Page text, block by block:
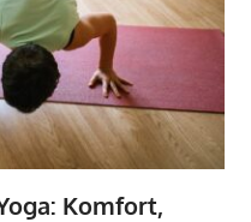
Komfort,